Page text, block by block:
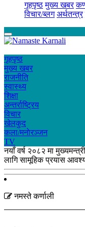
गृहपृष्ठ मुख्य खबर
विचार/ब्लग अर्थतन्त्र
गृहपृष्ठ
मुख्य खबर
राजनीति
स्वास्थ्य
शिक्षा
अन्तर्राष्ट्रिय
विचार
खेलकुद
कला/मनाेरञ्जन
TV
नयाँ वर्ष २०८२ मा
लागि सामूहिक प्रयास
नमस्ते कर्णाली